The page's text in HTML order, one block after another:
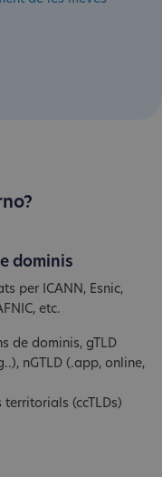
dominis
per ICANN, Esnic,
etc.
de dominis, gTLD
nGTLD (.app, online,
(ccTLDs)